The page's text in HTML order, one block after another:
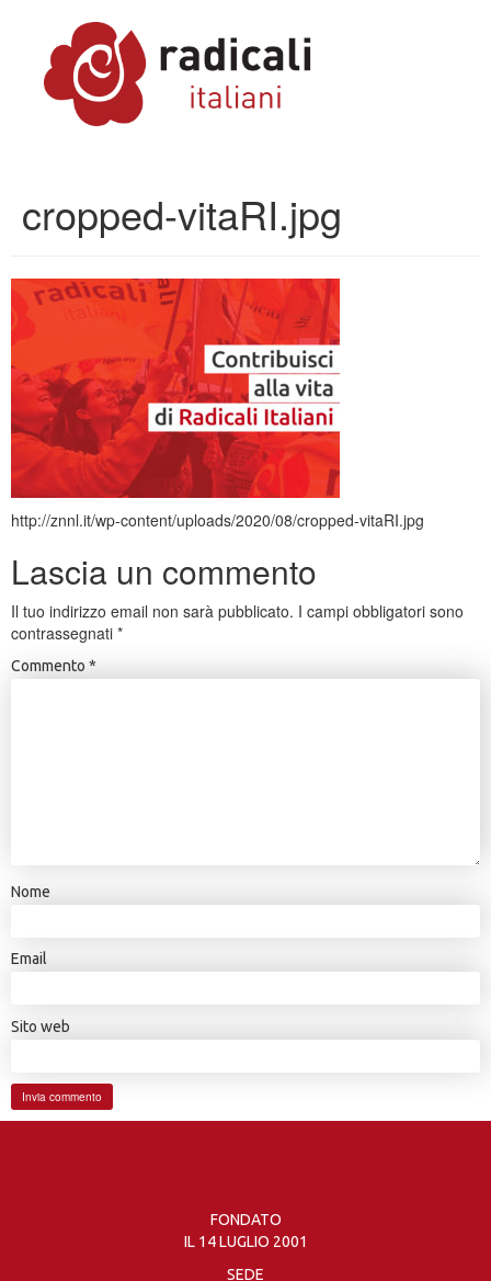
cropped-vitaRI.jpg
http://znnl.it/wp-content/uploads/2020/08/cropped-vitaRI.jpg
Lascia un commento
Il tuo indirizzo email non sarà pubblicato. I campi obbligatori sono
contrassegnati *
Commento *
Nome
Email
Sito web
FONDATO
IL 14 LUGLIO 2001
SEDE